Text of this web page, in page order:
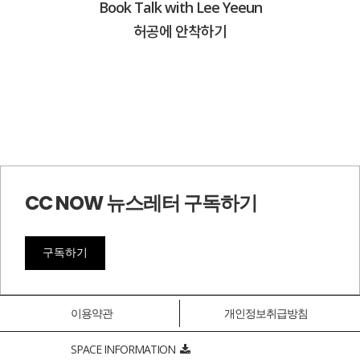
Book Talk with Lee Yeeun
허공에 안착하기
CC NOW 뉴스레터 구독하기
구독하기
이용약관 개인정보취급방침
SPACE INFORMATION